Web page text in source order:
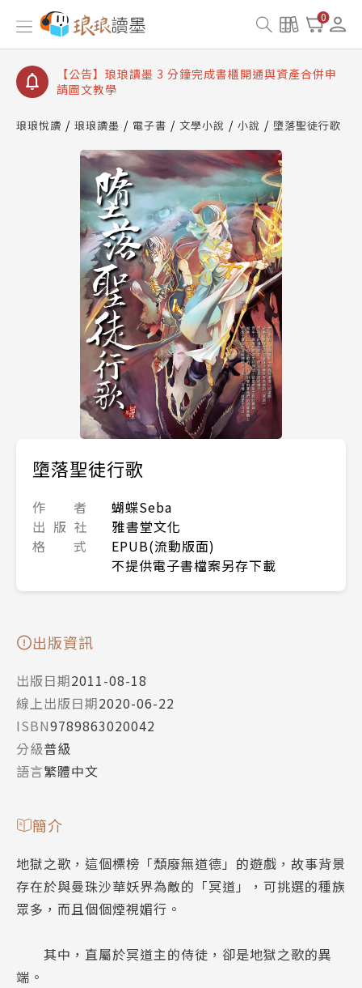
0
【公告】琅琅讀墨數位閱讀資產合併與書櫃開通申請
【公告】琅琅讀墨書櫃開通常見問題
【公告】琅琅讀墨 3 分鐘完成書櫃開通與資產合併申
請圖文教學
查詢
【公告】琅琅讀墨數位閱讀資產合併與書櫃開通申請
琅琅悅讀 琅琅讀墨 電子書 文學小說 小說 墮落聖徒行歌
墮落聖徒行歌
作 者
蝴蝶Seba
出 版 社
雅書堂文化
格 式
EPUB(流動版面)
不提供電子書檔案另存下載
出版資訊
出版日期2011-08-18
線上出版日期2020-06-22
ISBN9789863020042
分級普級
語言繁體中文
簡介
地獄之歌，這個標榜「頹廢無道德」的遊戲，故事背景
存在於與曼珠沙華妖界為敵的「冥道」，可挑選的種族
眾多，而且個個煙視媚行。
其中，直屬於冥道主的侍徒，卻是地獄之歌的異
端。